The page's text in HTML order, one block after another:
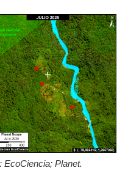
EcoCiencia; Planet.